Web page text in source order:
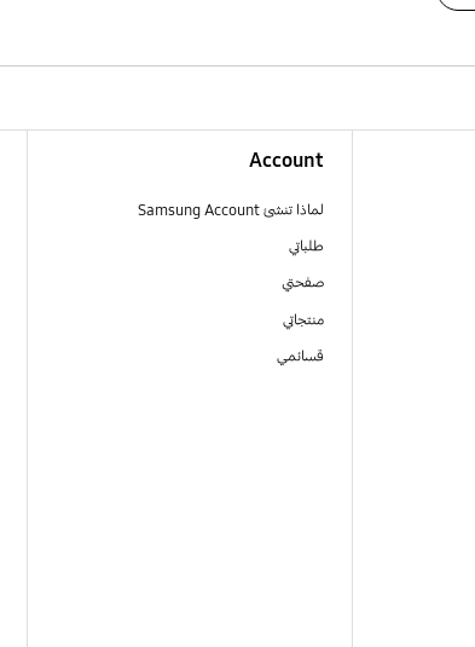
Account
لماذا تنشئ Samsung Account
طلباتي
صفحتي
منتجاتي
قسائمي